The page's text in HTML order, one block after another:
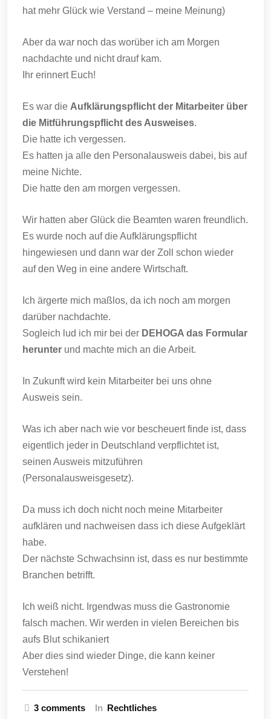
hat mehr Glück wie Verstand – meine Meinung)
Aber da war noch das worüber ich am Morgen
nachdachte und nicht drauf kam.
Ihr erinnert Euch!
Es war die Aufklärungspflicht der Mitarbeiter über
die Mitführungspflicht des Ausweises.
Die hatte ich vergessen.
Es hatten ja alle den Personalausweis dabei, bis auf
meine Nichte.
Die hatte den am morgen vergessen.
Wir hatten aber Glück die Beamten waren freundlich.
Es wurde noch auf die Aufklärungspflicht
hingewiesen und dann war der Zoll schon wieder
auf den Weg in eine andere Wirtschaft.
Ich ärgerte mich maßlos, da ich noch am morgen
darüber nachdachte.
Sogleich lud ich mir bei der DEHOGA das Formular
herunter und machte mich an die Arbeit.
In Zukunft wird kein Mitarbeiter bei uns ohne
Ausweis sein.
Was ich aber nach wie vor bescheuert finde ist, dass
eigentlich jeder in Deutschland verpflichtet ist,
seinen Ausweis mitzuführen
(Personalausweisgesetz).
Da muss ich doch nicht noch meine Mitarbeiter
aufklären und nachweisen dass ich diese Aufgeklärt
habe.
Der nächste Schwachsinn ist, dass es nur bestimmte
Branchen betrifft.
Ich weiß nicht. Irgendwas muss die Gastronomie
falsch machen. Wir werden in vielen Bereichen bis
aufs Blut schikaniert
Aber dies sind wieder Dinge, die kann keiner
Verstehen!
3 comments In Rechtliches